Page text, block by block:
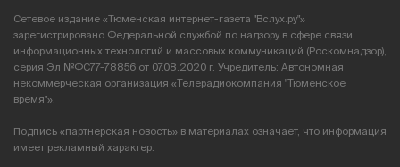
Сетевое издание «Тюменская интернет-газета "Вслух.ру"»
зарегистрировано Федеральной службой по надзору в сфере связи,
информационных технологий и массовых коммуникаций (Роскомнадзор),
серия Эл №ФС77-78856 от 07.08.2020 г. Учредитель: Автономная
некоммерческая организация «Телерадиокомпания "Тюменское
время"».
Подпись «партнерская новость» в материалах означает, что информация
имеет рекламный характер.